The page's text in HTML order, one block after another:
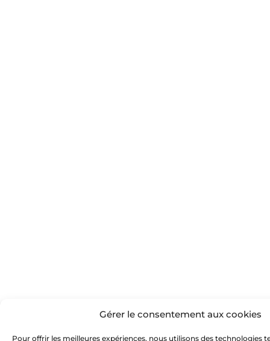
Gérer le consentement aux cookies
Pour offrir les meilleures expériences, nous utilisons des technologies